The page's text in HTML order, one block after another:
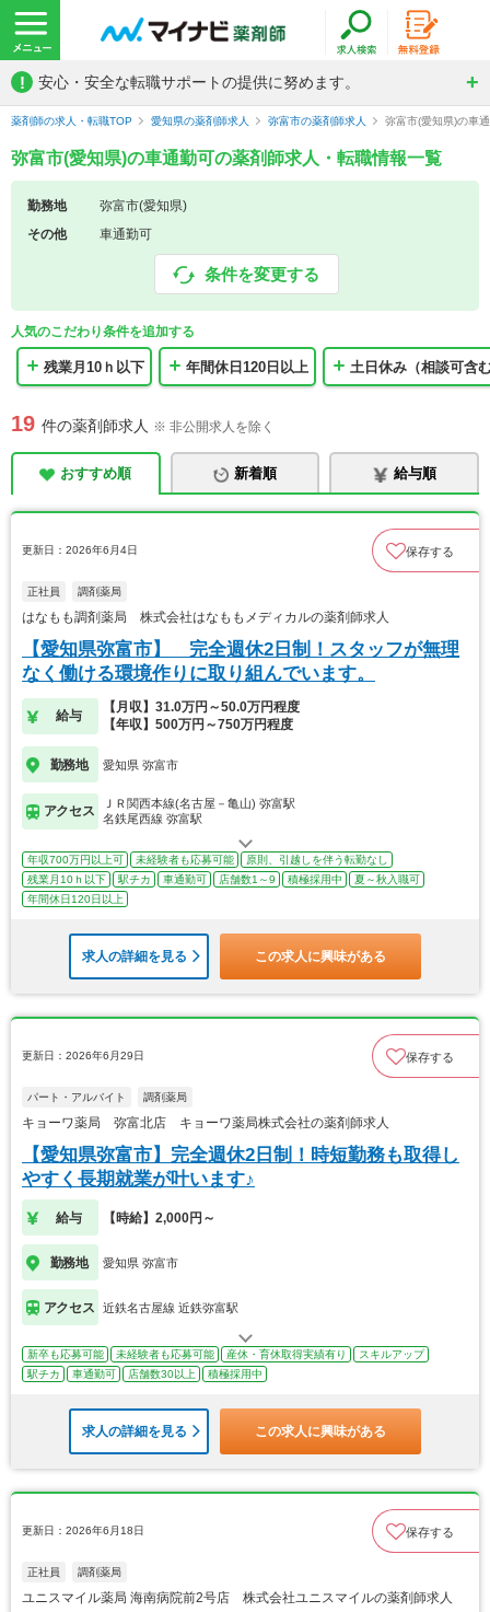
! 安心・安全な転職サポートの提供に努めます。
薬剤師の求人・転職TOP 愛知県の薬剤師求人 弥富市の薬剤師求人 弥富市(愛知県)の車
弥富市(愛知県)の車通勤可の薬剤師求人・転職情報一覧
勤務地
弥富市(愛知県)
その他
車通勤可
条件を変更する
人気のこだわり条件を追加する
残業月10ｈ以下 年間休日120日以上 土日休み（相談可含
19 件の薬剤師求人 ※ 非公開求人を除く
おすすめ順 新着順 給与順
更新日：2026年6月4日 保存する
正社員 調剤薬局
はなもも調剤薬局 株式会社はなももメディカルの薬剤師求人
【愛知県弥富市】 完全週休2日制！スタッフが無理
なく働ける環境作りに取り組んでいます。
給与
【月収】31.0万円～50.0万円程度
【年収】500万円～750万円程度
勤務地 愛知県 弥富市
アクセス
ＪＲ関西本線(名古屋－亀山) 弥富駅
名鉄尾西線 弥富駅
年収700万円以上可 未経験者も応募可能
原則、引越しを伴う転勤なし
残業月10ｈ以下
駅チカ 車通勤可 店舗数1～9 積極採用中
夏～秋入職可
年間休日120日以上
求人の詳細を見る この求人に興味がある
更新日：2026年6月29日 保存する
パート・アルバイト 調剤薬局
キョーワ薬局 弥富北店 キョーワ薬局株式会社の薬剤師求人
【愛知県弥富市】完全週休2日制！時短勤務も取得し
やすく長期就業が叶います♪
給与 【時給】2,000円～
勤務地 愛知県 弥富市
アクセス 近鉄名古屋線 近鉄弥富駅
新卒も応募可能 未経験者も応募可能 産休・育休取得実績有り
スキルアップ
駅チカ
車通勤可 店舗数30以上 積極採用中
求人の詳細を見る この求人に興味がある
更新日：2026年6月18日 保存する
正社員 調剤薬局
ユニスマイル薬局 海南病院前2号店 株式会社ユニスマイルの薬剤師求人